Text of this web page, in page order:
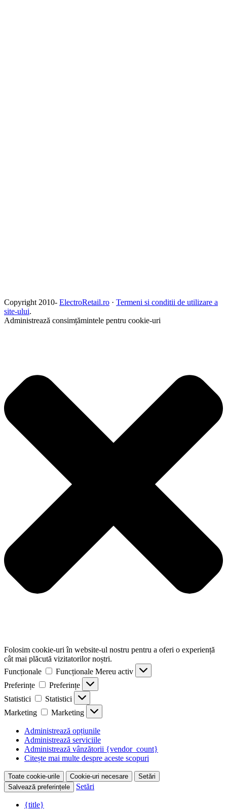
Copyright 2010- ElectroRetail.ro · Termeni si conditii de utilizare a
site-ului.
Administrează consimțămintele pentru cookie-uri
Folosim cookie-uri în website-ul nostru pentru a oferi o experiență
cât mai plăcută vizitatorilor noștri.
Funcționale
Funcționale Mereu activ
Preferințe
Preferințe
Statistici
Statistici
Marketing
Marketing
Administrează opțiunile
Administrează serviciile
Administrează vânzătorii {vendor_count}
Citește mai multe despre aceste scopuri
Toate cookie-urile Cookie-uri necesare
Setări
Salvează preferințele
Setări
{title}